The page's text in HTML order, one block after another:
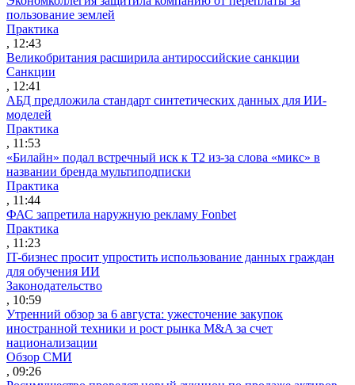
пользование землей
Практика
, 12:43
Великобритания расширила антироссийские санкции
Санкции
, 12:41
АБД предложила стандарт синтетических данных для ИИ-
моделей
Практика
, 11:53
«Билайн» подал встречный иск к Т2 из-за слова «микс» в
названии бренда мультиподписки
Практика
, 11:44
ФАС запретила наружную рекламу Fonbet
Практика
, 11:23
IT-бизнес просит упростить использование данных граждан
для обучения ИИ
Законодательство
, 10:59
Утренний обзор за 6 августа: ужесточение закупок
иностранной техники и рост рынка M&A за счет
национализации
Обзор СМИ
, 09:26